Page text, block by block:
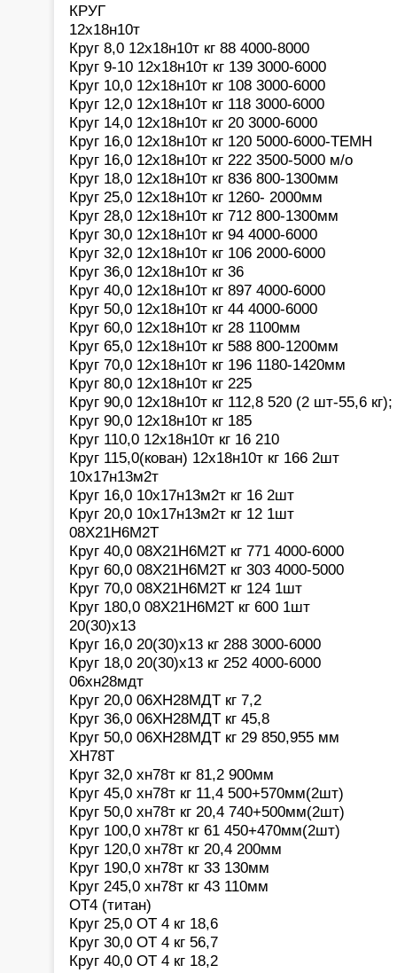
КРУГ
12х18н10т
Круг 8,0 12х18н10т кг 88 4000-8000
Круг 9-10 12х18н10т кг 139 3000-6000
Круг 10,0 12х18н10т кг 108 3000-6000
Круг 12,0 12х18н10т кг 118 3000-6000
Круг 14,0 12х18н10т кг 20 3000-6000
Круг 16,0 12х18н10т кг 120 5000-6000-ТЕМН
Круг 16,0 12х18н10т кг 222 3500-5000 м/о
Круг 18,0 12х18н10т кг 836 800-1300мм
Круг 25,0 12х18н10т кг 1260- 2000мм
Круг 28,0 12х18н10т кг 712 800-1300мм
Круг 30,0 12х18н10т кг 94 4000-6000
Круг 32,0 12х18н10т кг 106 2000-6000
Круг 36,0 12х18н10т кг 36
Круг 40,0 12х18н10т кг 897 4000-6000
Круг 50,0 12х18н10т кг 44 4000-6000
Круг 60,0 12х18н10т кг 28 1100мм
Круг 65,0 12х18н10т кг 588 800-1200мм
Круг 70,0 12х18н10т кг 196 1180-1420мм
Круг 80,0 12х18н10т кг 225
Круг 90,0 12х18н10т кг 112,8 520 (2 шт-55,6
Круг 90,0 12х18н10т кг 185
Круг 110,0 12х18н10т кг 16 210
Круг 115,0(кован) 12х18н10т кг 166 2шт
10х17н13м2т
Круг 16,0 10х17н13м2т кг 16 2шт
Круг 20,0 10х17н13м2т кг 12 1шт
08Х21Н6М2Т
Круг 40,0 08Х21Н6М2Т кг 771 4000-6000
Круг 60,0 08Х21Н6М2Т кг 303 4000-5000
Круг 70,0 08Х21Н6М2Т кг 124 1шт
Круг 180,0 08Х21Н6М2Т кг 600 1шт
20(30)х13
Круг 16,0 20(30)х13 кг 288 3000-6000
Круг 18,0 20(30)х13 кг 252 4000-6000
06хн28мдт
Круг 20,0 06ХН28МДТ кг 7,2
Круг 36,0 06ХН28МДТ кг 45,8
Круг 50,0 06ХН28МДТ кг 29 850,955 мм
ХН78Т
Круг 32,0 хн78т кг 81,2 900мм
Круг 45,0 хн78т кг 11,4 500+570мм(2шт)
Круг 50,0 хн78т кг 20,4 740+500мм(2шт)
Круг 100,0 хн78т кг 61 450+470мм(2шт)
Круг 120,0 хн78т кг 20,4 200мм
Круг 190,0 хн78т кг 33 130мм
Круг 245,0 хн78т кг 43 110мм
ОТ4 (титан)
Круг 25,0 ОТ 4 кг 18,6
Круг 30,0 ОТ 4 кг 56,7
Круг 40,0 ОТ 4 кг 18,2